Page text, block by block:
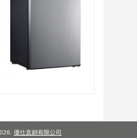
優仕直銷有限公司